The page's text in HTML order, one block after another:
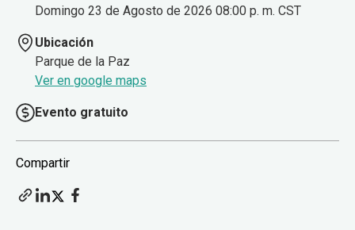
Domingo 23 de Agosto de 2026 08:00 p. m. CST
Ubicación
Parque de la Paz
Ver en google maps
Evento gratuito
Compartir